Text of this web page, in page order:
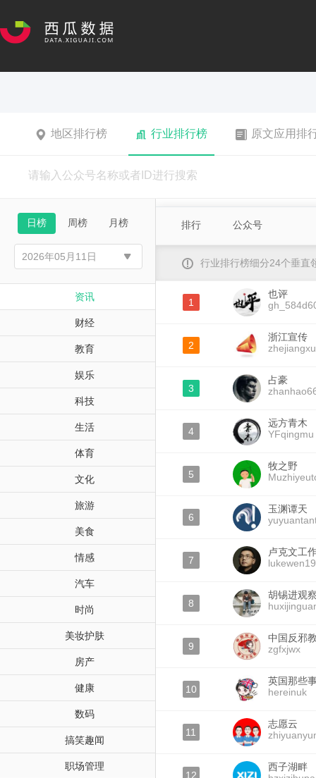
地区排行榜 行业排行榜 原文应用排
日榜 周榜 月榜
资讯
财经
教育
娱乐
科技
生活
体育
文化
旅游
美食
情感
汽车
时尚
美妆护肤
房产
健康
数码
搞笑趣闻
职场管理
排行 公众号
行业排行榜细分24个垂直
1
也评
2
浙江宣传
3
占豪
4
远方青木
YFqingmu
5
牧之野
6
玉渊谭天
7
卢克文工
8
胡锡进观
9
中国反邪
zgfxjwx
10
英国那些
hereinuk
11
志愿云
12
西子湖畔